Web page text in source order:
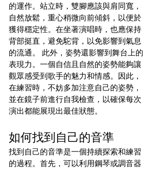
的運作。站立時，雙腳應該與肩同寬，
自然放鬆，重心稍微向前傾斜，以便於
獲得穩定性。在坐著演唱時，也應保持
背部挺直，避免駝背，以免影響到氣息
的流通。 此外，姿勢還影響到舞台上的
表現力。一個自信且自然的姿勢能夠讓
觀眾感受到歌手的魅力和情感。因此，
在練習時，不妨多加注意自己的姿勢，
並在鏡子前進行自我檢查，以確保每次
演出都能展現出最佳狀態。
如何找到自己的音準
找到自己的音準是一個持續探索和練習
的過程。首先，可以利用鋼琴或調音器